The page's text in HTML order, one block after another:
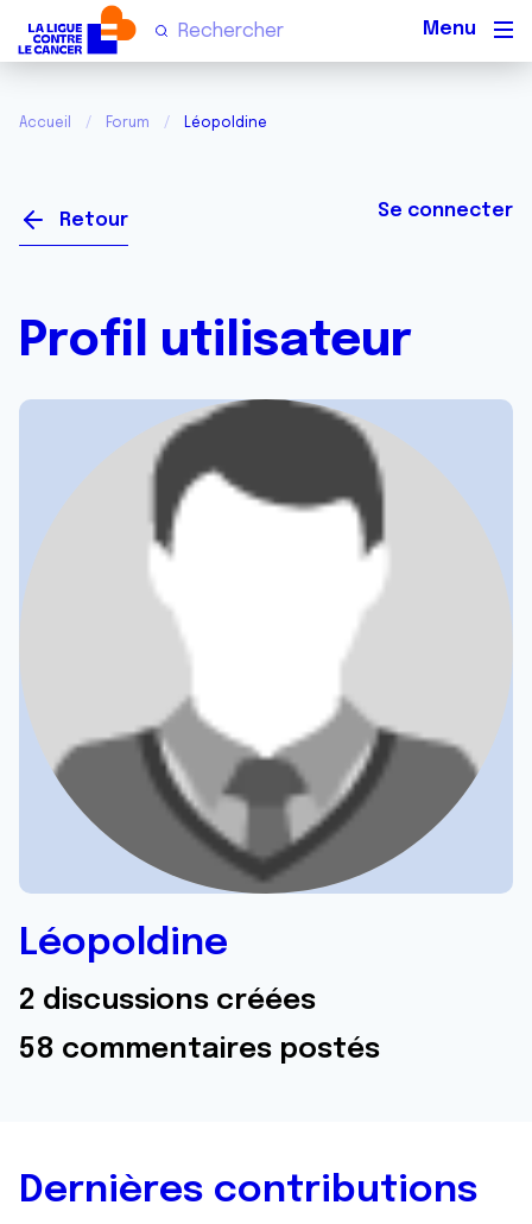
Accueil Forum Léopoldine
Retour Se connecter
Profil utilisateur
Léopoldine
2 discussions créées
58 commentaires postés
Dernières contributions